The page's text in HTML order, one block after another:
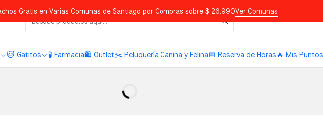
🐱 Gatitos 🧪 Farmacia🛍️ Outlet✂️ Peluquería Canina y Felina📅 Reserva de Horas🔥 Mis Puntos
Gratis en Varias Comunas de Santiago por Compras sobre $ 26.990Ver Comunas